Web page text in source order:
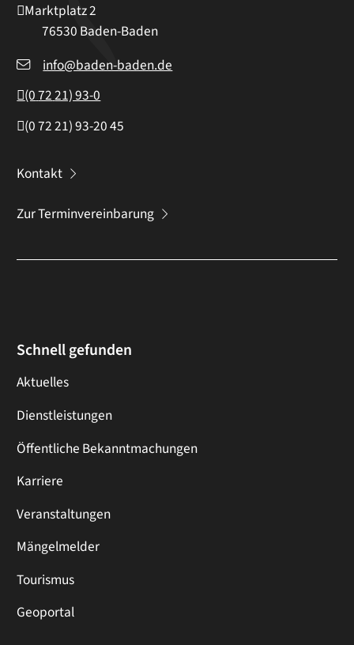
Marktplatz 2
76530 Baden-Baden
info@baden-baden.de
(07221) 93-0
(07221) 93-2045
Kontakt
Zur Terminvereinbarung
Schnell gefunden
Aktuelles
Dienstleistungen
Öffentliche Bekanntmachungen
Karriere
Veranstaltungen
Mängelmelder
Tourismus
Geoportal